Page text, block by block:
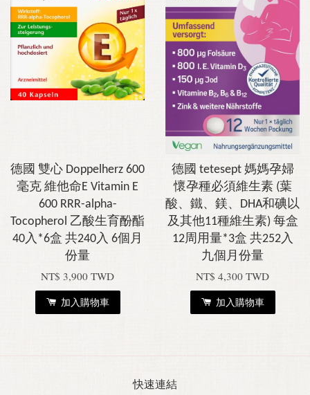
德國 雙心 Doppelherz 600
毫克 維他命E Vitamin E
600 RRR-alpha-
Tocopherol 乙酸生育酚酯
40入*6盒 共240入 6個月
份量
NT$ 3,900 TWD
加入購物車
德國 tetesept 媽媽孕婦
懷孕種必須維生素 (葉
酸、鐵、鎂、DHA和碘以
及其他11種維生素) 每盒
12周用量*3盒 共252入
九個月份量
NT$ 4,300 TWD
加入購物車
快速連結